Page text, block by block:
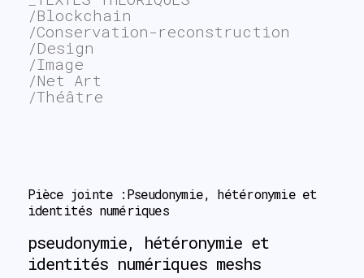
Pièce jointe :Pseudonymie, hétéronymie et
identités numériques
pseudonymie, hétéronymie et
identités numériques meshs
/Blockchain
/Conservation-reconstruction
/Design
/Image
/Net Art
/Théâtre